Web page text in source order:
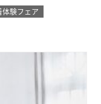
を兼ね備えていま
個性と気品を際立
レス 結婚式当日の
体験フェア